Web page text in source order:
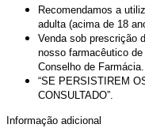
Recomendamos a
adulta (acima de 18
Venda sob prescrição
nosso farmacêutico
Conselho de Farmácia.
“SE PERSISTIREM
CONSULTADO”.
Informação adicional